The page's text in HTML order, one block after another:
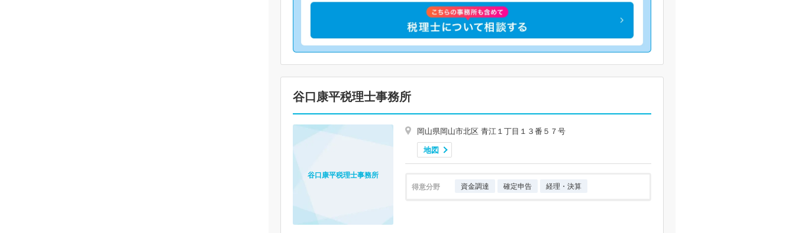
谷口康平税理士事務所
岡山県岡山市北区 青江１丁目１３番５７号
地図
得意分野 資金調達 確定申告 経理・決算
谷口康平税理士事務所